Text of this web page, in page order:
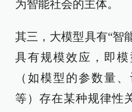
为智能社会的主体。
其三，大模型具有“智
具有规模效应，即
（如模型的参数量
等）存在某种规律性